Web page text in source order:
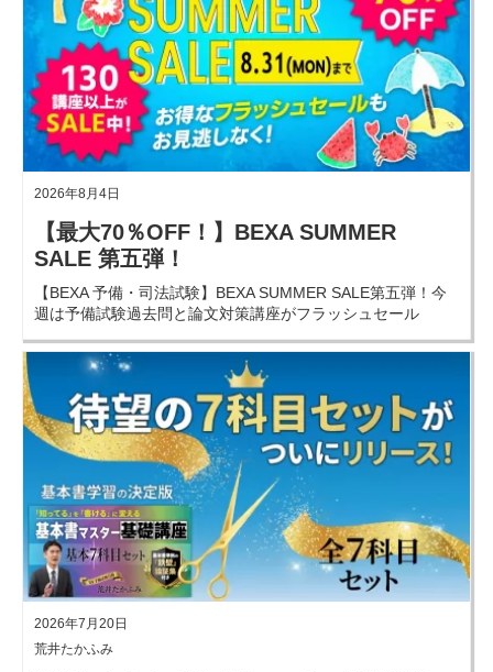
2026年8月4日
【最大70％OFF！】BEXA SUMMER
SALE 第五弾！
【BEXA 予備・司法試験】BEXA SUMMER SALE第五弾！今
週は予備試験過去問と論文対策講座がフラッシュセール
2026年7月20日
荒井たかふみ